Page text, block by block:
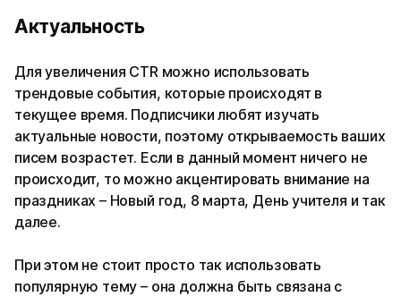
Актуальность
Для увеличения CTR можно использовать
трендовые события, которые происходят в
текущее время. Подписчики любят изучать
актуальные новости, поэтому открываемость ваших
писем возрастет. Если в данный момент ничего не
происходит, то можно акцентировать внимание на
праздниках – Новый год, 8 марта, День учителя и так
далее.
При этом не стоит просто так использовать
популярную тему – она должна быть связана с